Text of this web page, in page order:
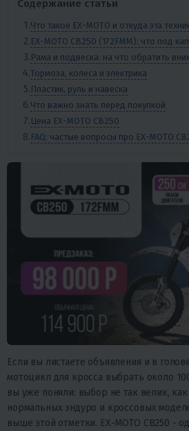
Содержание статьи
Что такое EX-MOTO и откуда эта
EX-MOTO CB250 (172FMM): что под
Рама и подвеска: на что обратить
Тормоза, колеса и электрика
Пластик, руль и навеска
Что важно знать перед покупкой
Цена EX-MOTO CB250
FAQ: частые вопросы про EX-MOTO
Если вы листаете объявления и в
мотоцикл для кросса выбрать около
вы уже поняли: выбор не так велик,
нормальных эндуро и кроссовых
выше этой отметки. EX-MOTO CB250 -